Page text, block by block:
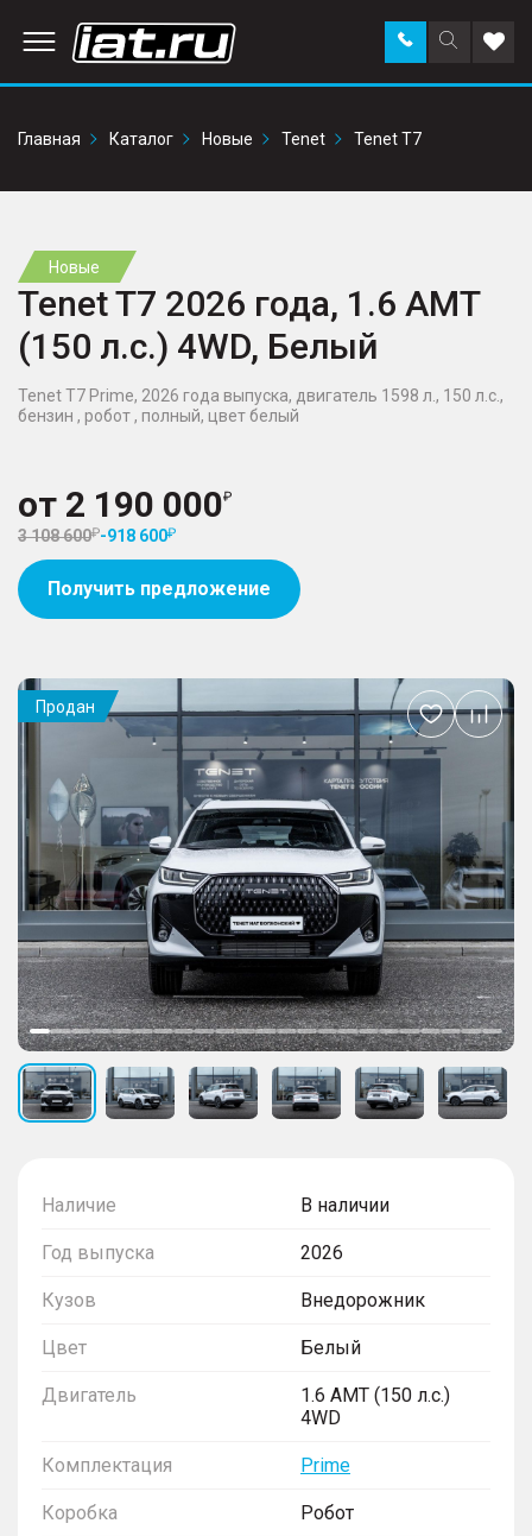
Поиск
по
Заказать
звонок в
Главная
Каталог Новые Tenet Tenet T7
Новые
Tenet T7 2026 года, 1.6 AMT
(150 л.с.) 4WD, Белый
Tenet T7 Prime, 2026 года выпуска, двигатель 1598 л., 150 л.с.,
бензин , робот , полный, цвет белый
от 2 190 000
3 108 600 -918 600
Получить предложение
Наличие В наличии
Год выпуска 2026
Кузов Внедорожник
Цвет Белый
Двигатель
1.6 AMT (150 л.с.)
4WD
Комплектация Prime
Коробка Робот
Продан
Добавить
в
избранное